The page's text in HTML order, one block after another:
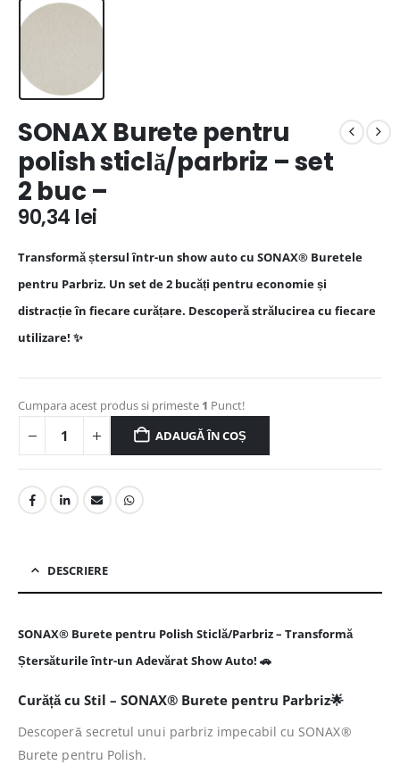
SONAX Burete pentru
polish sticlă/parbriz – set
2 buc –
90,34 lei
Transformă ștersul într-un show auto cu SONAX® Buretele
pentru Parbriz. Un set de 2 bucăți pentru economie și
distracție în fiecare curățare. Descoperă strălucirea cu fiecare
utilizare! ✨
Cumpara acest produs si primeste 1 Punct!
ADAUGĂ ÎN COȘ
DESCRIERE
SONAX® Burete pentru Polish Sticlă/Parbriz – Transformă
Ștersăturile într-un Adevărat Show Auto! 🚗
Curăță cu Stil – SONAX® Burete pentru Parbriz🌟
Descoperă secretul unui parbriz impecabil cu SONAX®
Burete pentru Polish.